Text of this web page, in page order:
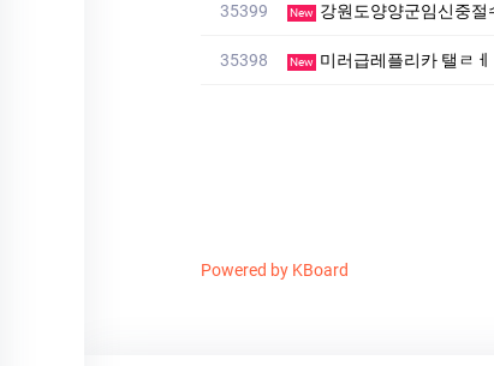
35399 New 강원도양양군임신중
35398 New 미러급레플리카 탤ㄹㅔ
Powered by KBoard